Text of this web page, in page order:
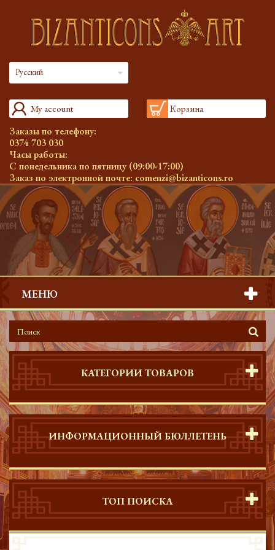
Русский
My account Корзина
Заказы по телефону:
0374 703 030
Часы работы:
С понедельника по пятницу (09:00-17:00)
Заказ по электронной почте: comenzi@bizanticons.ro
МЕНЮ
КАТЕГОРИИ ТОВАРОВ
ИНФОРМАЦИОННЫЙ БЮЛЛЕТЕНЬ
ТОП ПОИСКА